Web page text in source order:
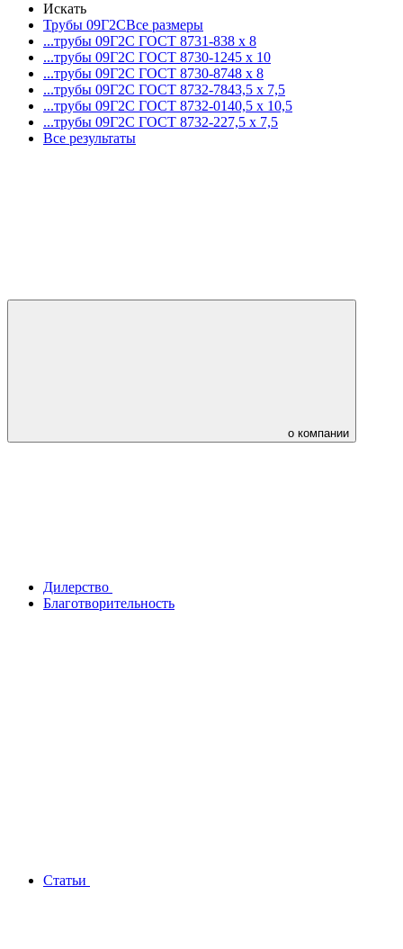
Искать
Трубы 09Г2СВсе размеры
...трубы 09Г2С ГОСТ 8731-838 x 8
...трубы 09Г2С ГОСТ 8730-1245 x 10
...трубы 09Г2С ГОСТ 8730-8748 x 8
...трубы 09Г2С ГОСТ 8732-7843,5 x 7,5
...трубы 09Г2С ГОСТ 8732-0140,5 x 10,5
...трубы 09Г2С ГОСТ 8732-227,5 x 7,5
Все результаты
о компании
Дилерство
Благотворительность
Статьи